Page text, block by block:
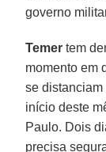
governo
Temer tem
momento em
se distanciam
início deste
Paulo. Dois
precisa